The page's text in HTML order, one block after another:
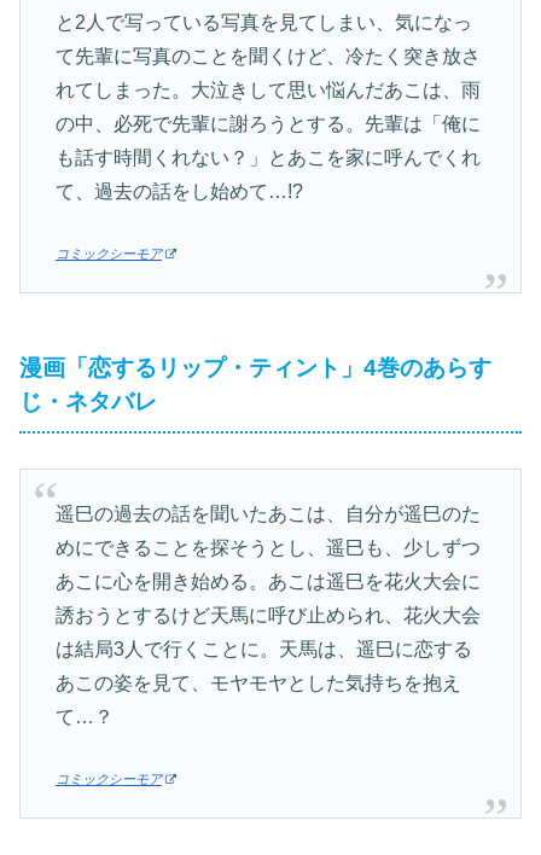
と2人で写っている写真を見てしまい、気になっ
て先輩に写真のことを聞くけど、冷たく突き放さ
れてしまった。大泣きして思い悩んだあこは、雨
の中、必死で先輩に謝ろうとする。先輩は「俺に
も話す時間くれない？」とあこを家に呼んでくれ
て、過去の話をし始めて…!?
コミックシーモア
漫画「恋するリップ・ティント」4巻のあらす
じ・ネタバレ
遥巳の過去の話を聞いたあこは、自分が遥巳のた
めにできることを探そうとし、遥巳も、少しずつ
あこに心を開き始める。あこは遥巳を花火大会に
誘おうとするけど天馬に呼び止められ、花火大会
は結局3人で行くことに。天馬は、遥巳に恋する
あこの姿を見て、モヤモヤとした気持ちを抱え
て…？
コミックシーモア